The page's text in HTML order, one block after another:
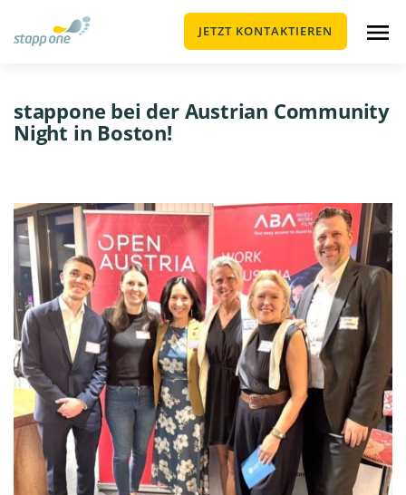
JETZT KONTAKTIEREN
stappone bei der Austrian Community
Night in Boston!